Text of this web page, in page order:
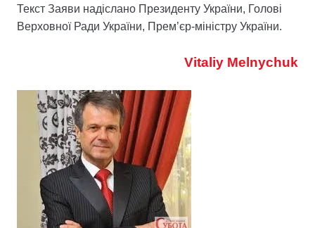
Текст Заяви надіслано Президенту України, Голові
Верховної Ради України, Прем’єр-міністру України.
Vitaliy Melnychuk